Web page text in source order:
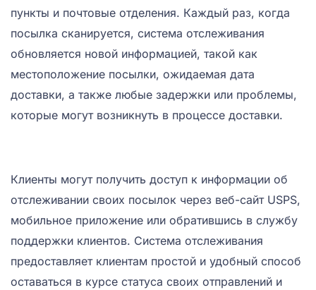
пункты и почтовые отделения. Каждый раз, когда
посылка сканируется, система отслеживания
обновляется новой информацией, такой как
местоположение посылки, ожидаемая дата
доставки, а также любые задержки или проблемы,
которые могут возникнуть в процессе доставки.
Клиенты могут получить доступ к информации об
отслеживании своих посылок через веб-сайт USPS,
мобильное приложение или обратившись в службу
поддержки клиентов. Система отслеживания
предоставляет клиентам простой и удобный способ
оставаться в курсе статуса своих отправлений и